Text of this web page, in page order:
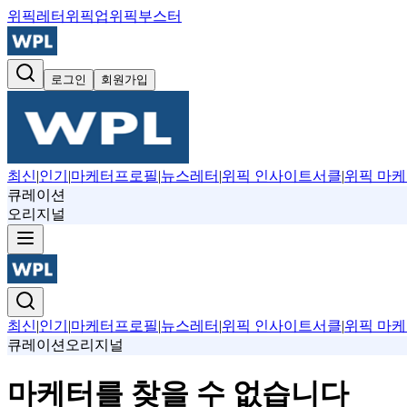
위픽레터 위픽업위픽부스터
로그인 회원가입
최신|인기 |마케터프로필|뉴스레터 |위픽 인사이트서클|위픽 마케
큐레이션
오리지널
최신|인기 |마케터프로필|뉴스레터 |위픽 인사이트서클|위픽 마케
큐레이션 오리지널
마케터를 찾을 수 없습니다